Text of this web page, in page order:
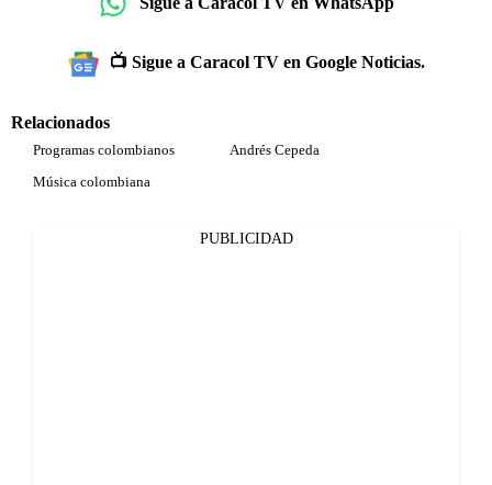
📺 Sigue a Caracol TV en Google Noticias.
Relacionados
Programas colombianos
Andrés Cepeda
Música colombiana
PUBLICIDAD